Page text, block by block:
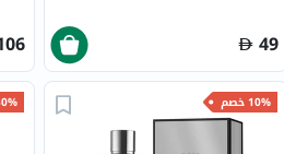
49
10% خصم 30%